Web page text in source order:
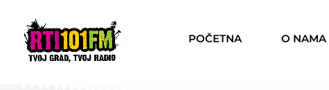
POČETNA O NAMA